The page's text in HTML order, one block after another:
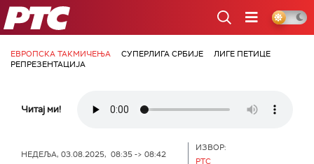
РТС
ЕВРОПСКА ТАКМИЧЕЊА СУПЕРЛИГА СРБИЈЕ
ЛИГЕ ПЕТИЦЕ
РЕПРЕЗЕНТАЦИЈА
Читај ми!
НЕДЕЉА, 03.08.2025, 08:35 -> 08:42
ИЗВОР:
РТС